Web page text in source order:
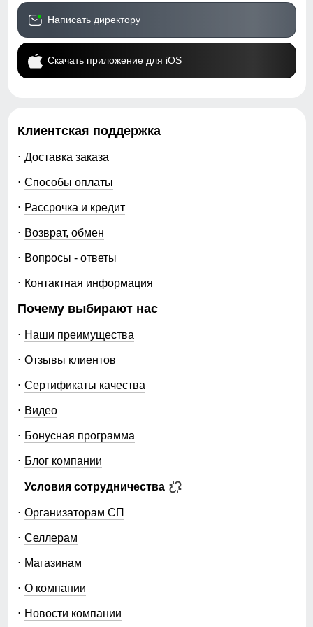
MTFORCE предлагает купить зимние парки оптом от
производителя на выгодных условиях. Быстрая
доставка по России, актуальные модели и стабильное
качество позволяют эффективно работать с
Написать директору
Скачать приложение для iOS
Клиентская поддержка
Доставка заказа
Способы оплаты
Рассрочка и кредит
Возврат, обмен
Вопросы - ответы
Контактная информация
Почему выбирают нас
Наши преимущества
Отзывы клиентов
Сертификаты качества
Видео
Бонусная программа
Блог компании
Условия сотрудничества
Организаторам СП
Селлерам
Магазинам
О компании
Новости компании